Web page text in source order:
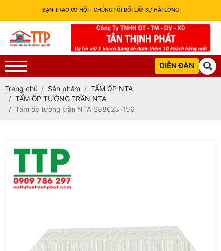
BẠN TRAO CƠ HỘI - CHÚNG TÔI ĐỔI LẤY SỰ HÀI LÒNG
DIỄN ĐÀN
Trang chủ Sản phẩm
TẤM ỐP NTA
TẤM ỐP TƯỜNG TRẦN NTA
Tấm ốp tường trần NTA S88023-156